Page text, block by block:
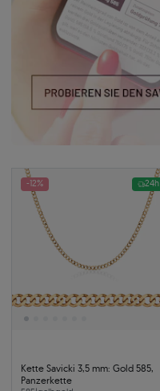
-12% 24h
Kette Savicki 3,5 mm: Gold 585,
Panzerkette